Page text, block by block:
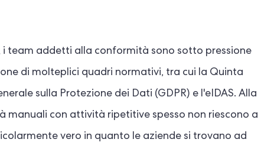
i team addetti alla conformità sono sotto pressione
di molteplici quadri normativi, tra cui la Quinta
sulla Protezione dei Dati (GDPR) e l'eIDAS. Alla
manuali con attività ripetitive spesso non riescono a
vero in quanto le aziende si trovano ad